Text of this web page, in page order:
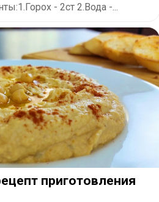
- 2ст 2.Вода -...
приготовления